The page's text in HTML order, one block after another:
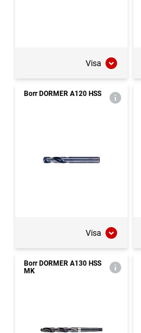
Visa
Borr DORMER A120 HSS
Visa
Borr DORMER A130 HSS
MK